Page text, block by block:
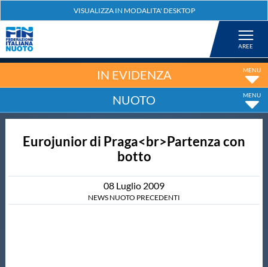
Nuoto
Tuffi
IN EVIDENZA
NUOTO
Eurojunior di Praga<br>Partenza con
botto
08 Luglio 2009
NEWS NUOTO PRECEDENTI